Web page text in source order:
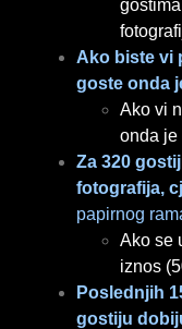
Ako biste vi
goste onda
Ako vi
onda je
Za 320
fotografija,
papirnog
Ako se
iznos
Poslednjih
gostiju